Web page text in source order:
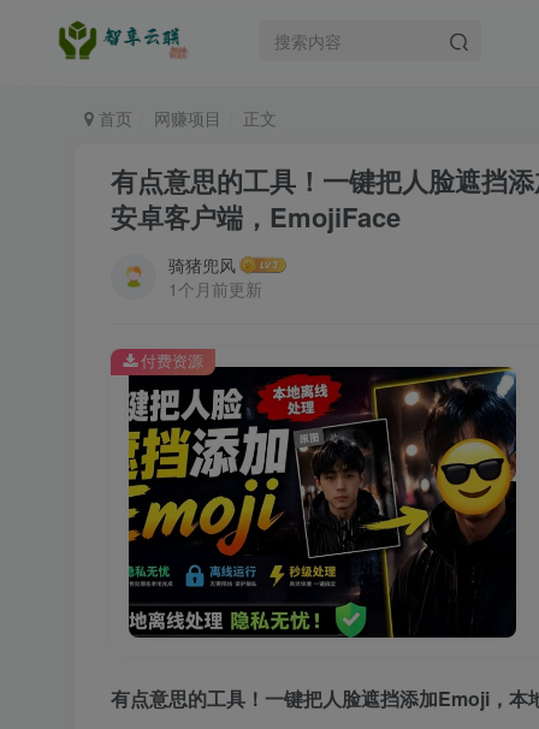
首页 网赚项目 正文
有点意思的工具！一键把人脸遮挡
安卓客户端，EmojiFace
骑猪兜风
1个月前更新
付费资源
有点意思的工具！一键把人脸遮挡添加Emoji，